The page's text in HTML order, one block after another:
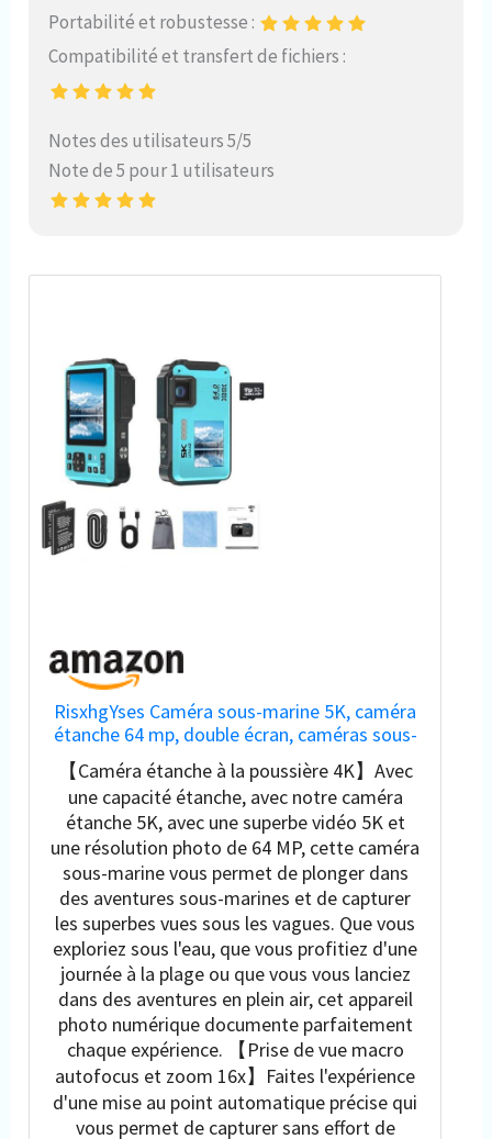
Portabilité et robustesse :
Compatibilité et transfert de fichiers :
Notes des utilisateurs 5/5
Note de 5 pour 1 utilisateurs
RisxhgYses Caméra sous-marine 5K, caméra
étanche 64 mp, double écran, caméras sous-
marines pour la plongée avec tuba, zoom
numérique 16x, WiFi, appareil photo
numérique étanche, batterie 1200 mAh
【Caméra étanche à la poussière 4K】Avec
une capacité étanche, avec notre caméra
étanche 5K, avec une superbe vidéo 5K et
une résolution photo de 64 MP, cette caméra
sous-marine vous permet de plonger dans
des aventures sous-marines et de capturer
les superbes vues sous les vagues. Que vous
exploriez sous l'eau, que vous profitiez d'une
journée à la plage ou que vous vous lanciez
dans des aventures en plein air, cet appareil
photo numérique documente parfaitement
chaque expérience. 【Prise de vue macro
autofocus et zoom 16x】Faites l'expérience
d'une mise au point automatique précise qui
vous permet de capturer sans effort de